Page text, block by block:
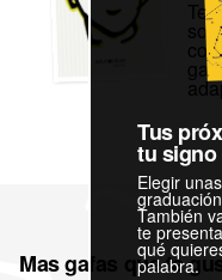
Te
Mas gafas que te
Tus
tu
Elegir
También
te
qué
palabra.